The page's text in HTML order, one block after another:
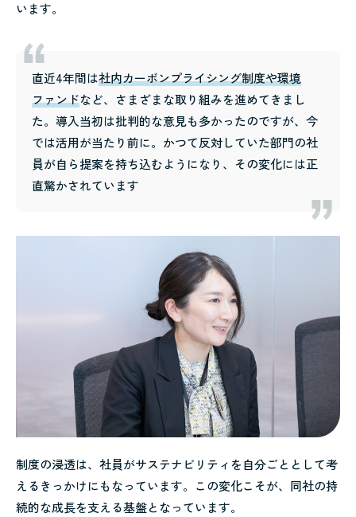
います。
直近4年間は社内カーボンプライシング制度や環境
ファンドなど、さまざまな取り組みを進めてきまし
た。導入当初は批判的な意見も多かったのですが、今
では活用が当たり前に。かつて反対していた部門の社
員が自ら提案を持ち込むようになり、その変化には正
直驚かされています
制度の浸透は、社員がサステナビリティを自分ごととして考
えるきっかけにもなっています。この変化こそが、同社の持
続的な成長を支える基盤となっています。